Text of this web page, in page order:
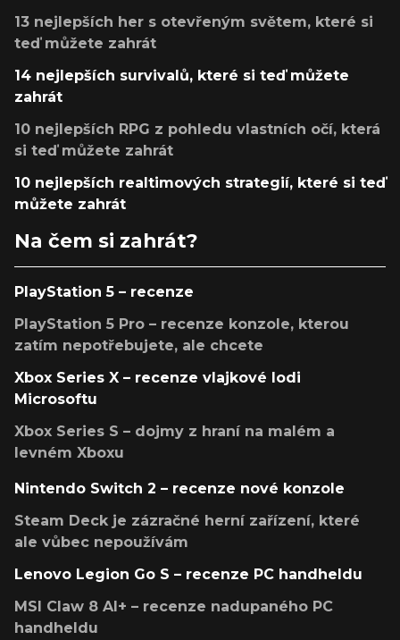
13 nejlepších her s otevřeným světem, které si
teď můžete zahrát
14 nejlepších survivalů, které si teď můžete
zahrát
10 nejlepších RPG z pohledu vlastních očí, která
si teď můžete zahrát
10 nejlepších realtimových strategií, které si teď
můžete zahrát
Na čem si zahrát?
PlayStation 5 – recenze
PlayStation 5 Pro – recenze konzole, kterou
zatím nepotřebujete, ale chcete
Xbox Series X – recenze vlajkové lodi
Microsoftu
Xbox Series S – dojmy z hraní na malém a
levném Xboxu
Nintendo Switch 2 – recenze nové konzole
Steam Deck je zázračné herní zařízení, které
ale vůbec nepoužívám
Lenovo Legion Go S – recenze PC handheldu
MSI Claw 8 AI+ – recenze nadupaného PC
handheldu